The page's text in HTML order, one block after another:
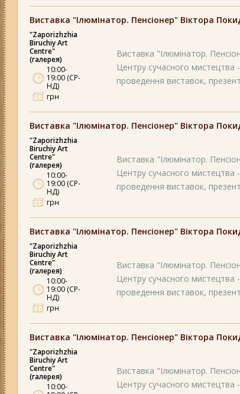
Виставка "Ілюмінатор. Пенсіонер" Віктора
"Zaporizhzhia
Biruchiy Art
Centre"
(галерея)
10:00-
19:00 (СР-
НД)
грн
Виставка "Ілюмінатор.
Центру сучасного мистецтва
проведення виставок,
Виставка "Ілюмінатор. Пенсіонер" Віктора
"Zaporizhzhia
Biruchiy Art
Centre"
(галерея)
10:00-
19:00 (СР-
НД)
грн
Виставка "Ілюмінатор.
Центру сучасного мистецтва
проведення виставок,
Виставка "Ілюмінатор. Пенсіонер" Віктора
"Zaporizhzhia
Biruchiy Art
Centre"
(галерея)
10:00-
19:00 (СР-
НД)
грн
Виставка "Ілюмінатор.
Центру сучасного мистецтва
проведення виставок,
Виставка "Ілюмінатор. Пенсіонер" Віктора
"Zaporizhzhia
Biruchiy Art
Centre"
(галерея)
10:00-
Виставка "Ілюмінатор.
Центру сучасного мистецтва